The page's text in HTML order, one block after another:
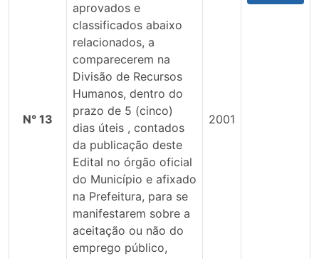
N° 13
aprovados e
classificados abaixo
relacionados, a
comparecerem na
Divisão de Recursos
Humanos, dentro do
prazo de 5 (cinco)
dias úteis , contados
da publicação deste
Edital no órgão oficial
do Município e afixado
na Prefeitura, para se
manifestarem sobre a
aceitação ou não do
emprego público,
2001